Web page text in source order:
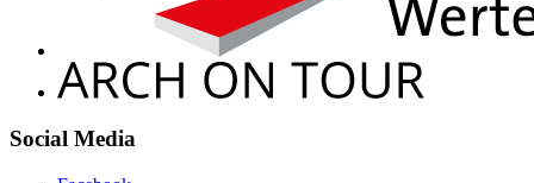
Social Media